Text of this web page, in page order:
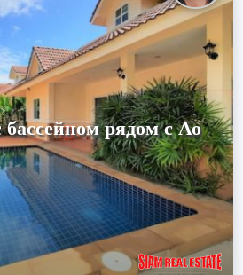
рядом с Ао